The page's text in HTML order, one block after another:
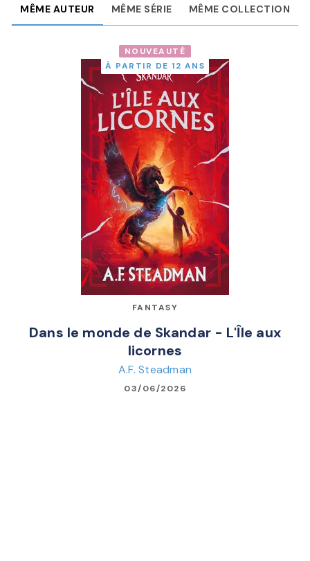
MÊME AUTEUR MÊME SÉRIE MÊME COLLECTION
NOUVEAUTÉ
À PARTIR DE 12 ANS
FANTASY
Dans le monde de Skandar - L'Île aux
licornes
A.F. Steadman
03/06/2026